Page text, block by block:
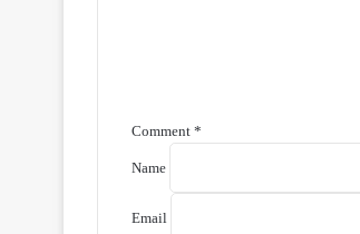
Comment *
Name
Email